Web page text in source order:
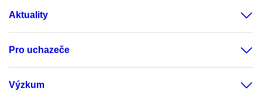
Aktuality
Pro uchazeče
Výzkum